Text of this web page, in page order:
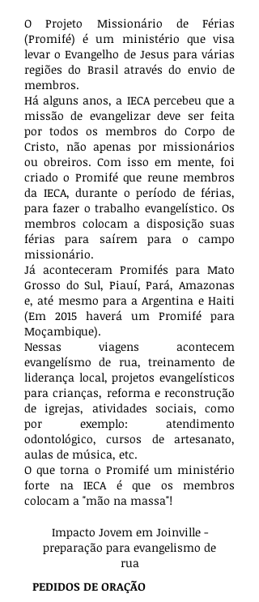
O Projeto Missionário de Férias
(Promifé) é um ministério que visa
levar o Evangelho de Jesus para várias
regiões do Brasil através do envio de
membros.
Há alguns anos, a IECA percebeu que a
missão de evangelizar deve ser feita
por todos os membros do Corpo de
Cristo, não apenas por missionários
ou obreiros. Com isso em mente, foi
criado o Promifé que reune membros
da IECA, durante o período de férias,
para fazer o trabalho evangelístico. Os
membros colocam a disposição suas
férias para saírem para o campo
missionário.
Já aconteceram Promifés para Mato
Grosso do Sul, Piauí, Pará, Amazonas
e, até mesmo para a Argentina e Haiti
(Em 2015 haverá um Promifé para
Moçambique).
Nessas viagens acontecem
evangelísmo de rua, treinamento de
liderança local, projetos evangelísticos
para crianças, reforma e reconstrução
de igrejas, atividades sociais, como
por exemplo: atendimento
odontológico, cursos de artesanato,
aulas de música, etc.
O que torna o Promifé um ministério
forte na IECA é que os membros
colocam a "mão na massa"!
Impacto Jovem em Joinville -
preparação para evangelismo de
rua
PEDIDOS DE ORAÇÃO